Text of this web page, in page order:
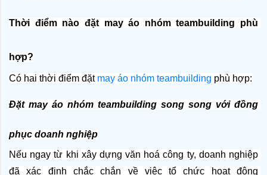
Thời điểm nào đặt may áo nhóm teambuilding phù
hợp?
Có hai thời điểm đặt may áo nhóm teambuilding phù hợp:
Đặt may áo nhóm teambuilding song song với đồng
phục doanh nghiệp
Nếu ngay từ khi xây dựng văn hoá công ty, doanh nghiệp
đã xác định chắc chắn về việc tổ chức hoạt động